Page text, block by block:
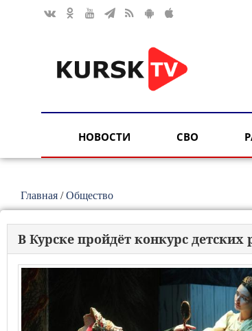
НОВОСТИ СВО
Главная /Общество
В Курске пройдёт конкурс